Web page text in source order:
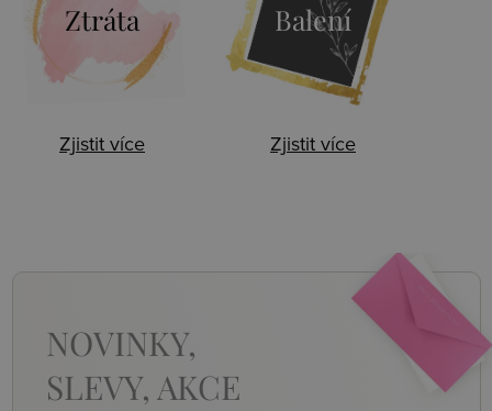
Ztráta
Zjistit více
Balení
Zjistit více
NOVINKY,
SLEVY, AKCE